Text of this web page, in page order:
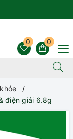
0
0
điện giải 6.8g